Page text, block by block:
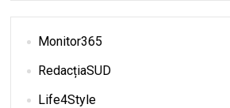
Monitor365
RedacțiaSUD
Life4Style